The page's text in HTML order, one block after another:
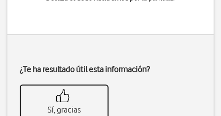
¿Te ha resultado útil esta información?
Sí, gracias